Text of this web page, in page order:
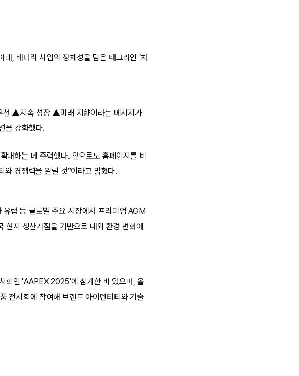
, 배터리 사업의 정체성을 담은 태그라인 ‘차
선 ▲지속 성장 ▲미래 지향이라는 메시지가
을 강화했다.
대하는 데 주력했다. 앞으로도 홈페이지를 비
경쟁력을 알릴 것”이라고 밝혔다.
럽 등 글로벌 주요 시장에서 프리미엄 AGM
현지 생산거점을 기반으로 대외 환경 변화에
회인 'AAPEX 2025'에 참가한 바 있으며, 올
전시회에 참여해 브랜드 아이덴티티와 기술